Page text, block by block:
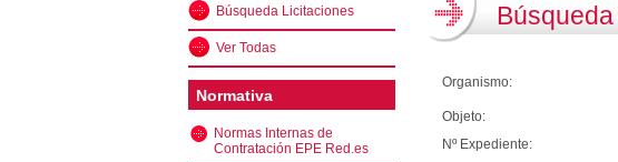
Búsqueda Licitaciones
Ver Todas
Normativa
Normas Internas de
Contratación EPE Red.es
Organismo:
Objeto:
Nº Expediente: